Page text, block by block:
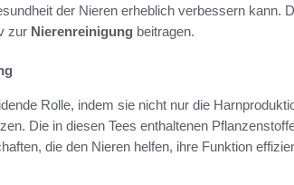
der Nieren erheblich verbessern kann.
zur Nierenreinigung beitragen.
Rolle, indem sie nicht nur die
Die in diesen Tees enthaltenen
die den Nieren helfen, ihre Funktion